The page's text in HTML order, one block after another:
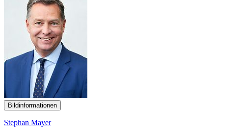
Bildinformationen
Stephan Mayer